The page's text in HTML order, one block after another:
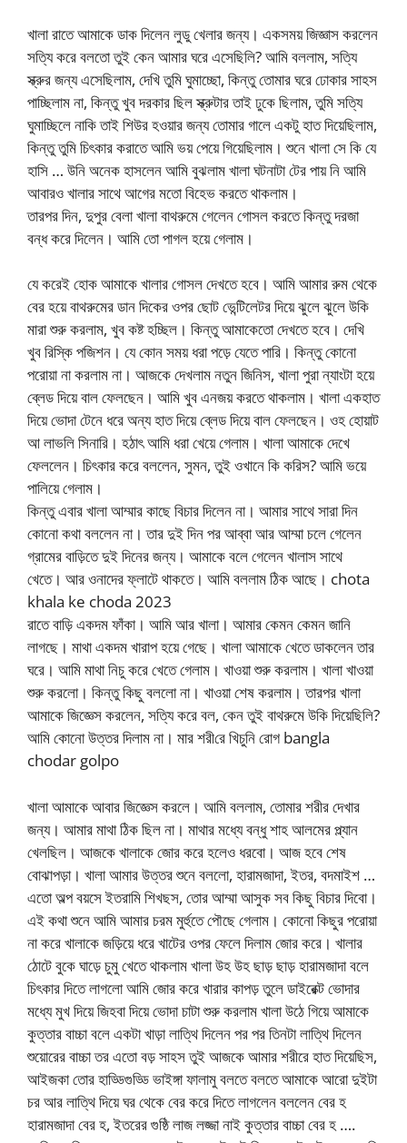
খালা রাতে আমাকে ডাক দিলেন লুডু খেলার জন্য। একসময় জিজ্ঞাস করলেন
সত্যি করে বলতো তুই কেন আমার ঘরে এসেছিলি? আমি বললাম, সত্যি
স্ক্রুর জন্য এসেছিলাম, দেখি তুমি ঘুমাচ্ছো, কিন্তু তোমার ঘরে ঢোকার সাহস
পাচ্ছিলাম না, কিন্তু খুব দরকার ছিল স্ক্রুটার তাই ঢুকে ছিলাম, তুমি সত্যি
ঘুমাচ্ছিলে নাকি তাই শিউর হওয়ার জন্য তোমার গালে একটু হাত দিয়েছিলাম,
কিন্তু তুমি চিৎকার করাতে আমি ভয় পেয়ে গিয়েছিলাম। শুনে খালা সে কি যে
হাসি … উনি অনেক হাসলেন আমি বুঝলাম খালা ঘটনাটা টের পায় নি আমি
আবারও খালার সাথে আগের মতো বিহেভ করতে থাকলাম।
তারপর দিন, দুপুর বেলা খালা বাথরুমে গেলেন গোসল করতে কিন্তু দরজা
বন্ধ করে দিলেন। আমি তো পাগল হয়ে গেলাম।
যে করেই হোক আমাকে খালার গোসল দেখতে হবে। আমি আমার রুম থেকে
বের হয়ে বাথরুমের ডান দিকের ওপর ছোট ভেন্টিলেটর দিয়ে ঝুলে ঝুলে উকি
মারা শুরু করলাম, খুব কষ্ট হচ্ছিল। কিন্তু আমাকেতো দেখতে হবে। দেখি
খুব রিস্কি পজিশন। যে কোন সময় ধরা পড়ে যেতে পারি। কিন্তু কোনো
পরোয়া না করলাম না। আজকে দেখলাম নতুন জিনিস, খালা পুরা ন্যাংটা হয়ে
ব্লেড দিয়ে বাল ফেলছেন। আমি খুব এনজয় করতে থাকলাম। খালা একহাত
দিয়ে ভোদা টেনে ধরে অন্য হাত দিয়ে ব্লেড দিয়ে বাল ফেলছেন। ওহ হোয়াট
আ লাভলি সিনারি। হঠাৎ আমি ধরা খেয়ে গেলাম। খালা আমাকে দেখে
ফেললেন। চিৎকার করে বললেন, সুমন, তুই ওখানে কি করিস? আমি ভয়ে
পালিয়ে গেলাম।
কিন্তু এবার খালা আম্মার কাছে বিচার দিলেন না। আমার সাথে সারা দিন
কোনো কথা বললেন না। তার দুই দিন পর আব্বা আর আম্মা চলে গেলেন
গ্রামের বাড়িতে দুই দিনের জন্য। আমাকে বলে গেলেন খালাস সাথে
খেতে। আর ওনাদের ফ্লাটে থাকতে। আমি বললাম ঠিক আছে। chota
khala ke choda 2023
রাতে বাড়ি একদম ফাঁকা। আমি আর খালা। আমার কেমন কেমন জানি
লাগছে। মাথা একদম খারাপ হয়ে গেছে। খালা আমাকে খেতে ডাকলেন তার
ঘরে। আমি মাথা নিচু করে খেতে গেলাম। খাওয়া শুরু করলাম। খালা খাওয়া
শুরু করলো। কিন্তু কিছু বললো না। খাওয়া শেষ করলাম। তারপর খালা
আমাকে জিজ্ঞেস করলেন, সত্যি করে বল, কেন তুই বাথরুমে উকি দিয়েছিলি?
আমি কোনো উত্তর দিলাম না। মার শ‌রী‌রে খিচু‌নি রোগ bangla
chodar golpo
খালা আমাকে আবার জিজ্ঞেস করলে। আমি বললাম, তোমার শরীর দেখার
জন্য। আমার মাথা ঠিক ছিল না। মাথার মধ্যে বন্ধু শাহ আলমের প্ল্যান
খেলছিল। আজকে খালাকে জোর করে হলেও ধরবো। আজ হবে শেষ
বোঝাপড়া। খালা আমার উত্তর শুনে বললো, হারামজাদা, ইতর, বদমাইশ …
এতো অল্প বয়সে ইতরামি শিখছস, তোর আম্মা আসুক সব কিছু বিচার দিবো।
এই কথা শুনে আমি আমার চরম মুর্হুতে পৌছে গেলাম। কোনো কিছুর পরোয়া
না করে খালাকে জড়িয়ে ধরে খাটের ওপর ফেলে দিলাম জোর করে। খালার
ঠোটে বুকে ঘাড়ে চুমু খেতে থাকলাম খালা উহ উহ ছাড় ছাড় হারামজাদা বলে
চিৎকার দিতে লাগলো আমি জোর করে খারার কাপড় তুলে ডাইরেক্ট ভোদার
মধ্যে মুখ দিয়ে জিহবা দিয়ে ভোদা চাটা শুরু করলাম খালা উঠে গিয়ে আমাকে
কুত্তার বাচ্চা বলে একটা খাড়া লাত্থি দিলেন পর পর তিনটা লাত্থি দিলেন
শুয়োরের বাচ্চা তর এতো বড় সাহস তুই আজকে আমার শরীরে হাত দিয়েছিস,
আইজকা তোর হাড্ডিগুড্ডি ভাইঙ্গা ফালামু বলতে বলতে আমাকে আরো দুইটা
চর আর লাত্থি দিয়ে ঘর থেকে বের করে দিতে লাগলেন বললেন বের হ
হারামজাদা বের হ, ইতরের গুষ্ঠি লাজ লজ্জা নাই কুত্তার বাচ্চা বের হ ….